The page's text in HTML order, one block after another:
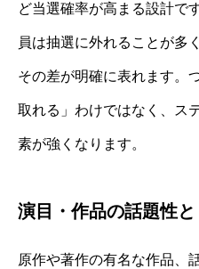
ど当選確率が高まる設計で
員は抽選に外れることが多
その差が明確に表れます。
取れる」わけではなく、ス
素が強くなります。
演目・作品の話題性
原作や著作の有名な作品、